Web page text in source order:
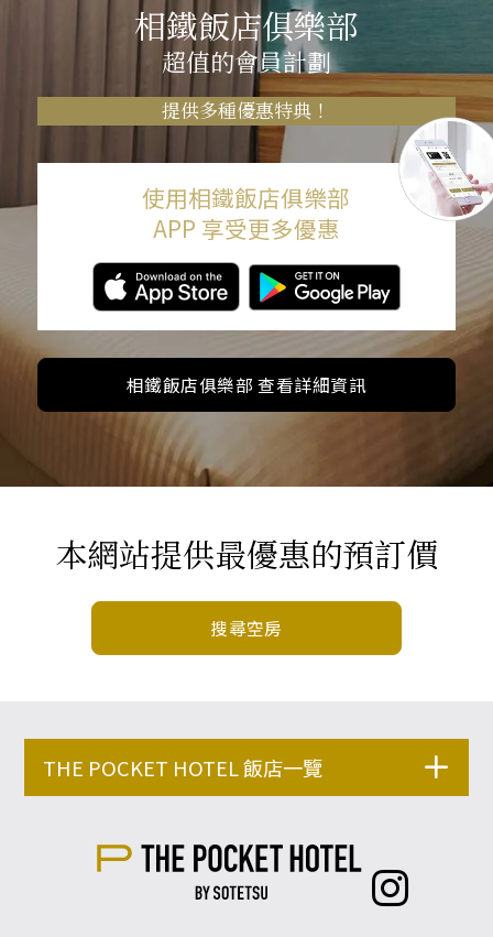
相鐵飯店俱樂部
超值的會員計劃
提供多種優惠特典！
使用相鐵飯店俱樂部
APP 享受更多優惠
相鐵飯店俱樂部 查看詳細資訊
本網站提供最優惠的預訂價
搜尋空房
THE POCKET HOTEL 飯店一覽